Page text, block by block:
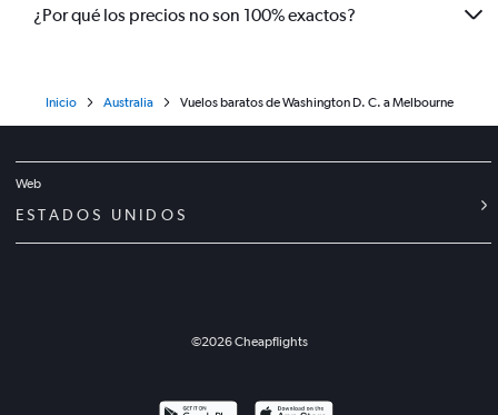
¿Por qué los precios no son 100% exactos?
Inicio Australia Vuelos baratos de Washington D. C. a Melbourne
Web
ESTADOS UNIDOS
©2026Cheapflights